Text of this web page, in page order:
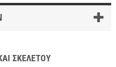
ΣΚΕΛΕΤΟΥ